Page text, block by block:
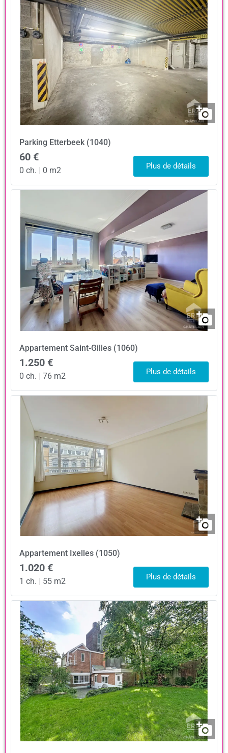
Parking Etterbeek (1040)
60 €
0 ch. 0 m2 Plus de détails
Appartement Saint-Gilles (1060)
1.250 €
0 ch. | 76 m2 Plus de détails
Appartement Ixelles (1050)
1.020 €
1 ch. | 55 m2 Plus de détails